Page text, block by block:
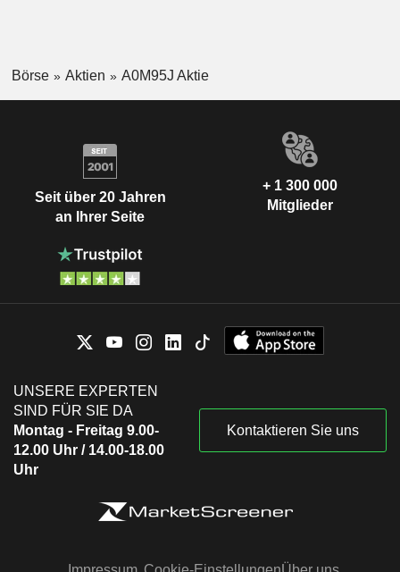
Börse Aktien A0M95J Aktie
Seit über 20 Jahren
an Ihrer Seite
+ 1 300 000
Mitglieder
UNSERE EXPERTEN
SIND FÜR SIE DA
Montag - Freitag 9.00-
12.00 Uhr / 14.00-18.00
Uhr
Kontaktieren Sie uns